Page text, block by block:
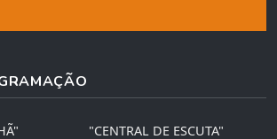
"CENTRAL DE ESCUTA"